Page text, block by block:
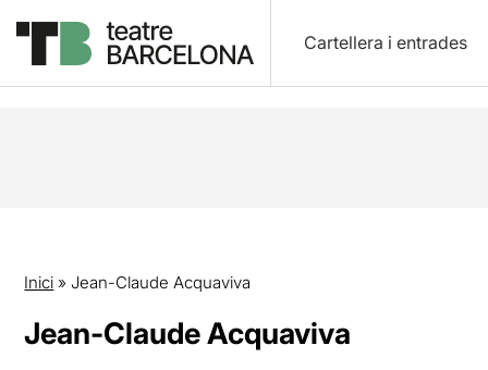
Cartellera i entrades
Inici » Jean-Claude Acquaviva
Jean-Claude Acquaviva